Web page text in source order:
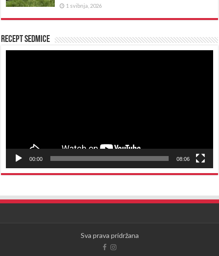
1 svibnja, 2026
Recept sedmice
00:00 08:06
Sva prava pridržana